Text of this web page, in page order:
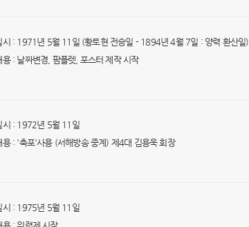
시 : 1971년 5월 11일 (황토현 전승일 - 1894년 4월 7일 : 양력 환산일)
용 : 날짜변경, 팜플렛, 포스터 제작 시작
시 : 1972년 5월 11일
용 : '축포'사용 (서해방송 중계) 제4대 김용욱 회장
시 : 1975년 5월 11일